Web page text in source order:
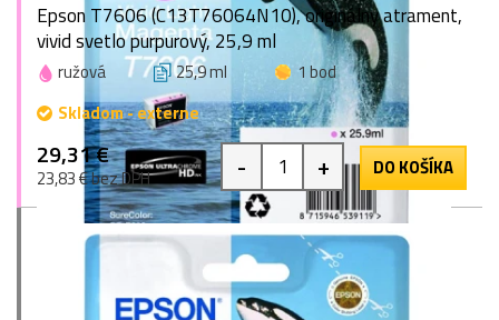
Epson T7606 (C13T76064N10), originálny atrament,
vivid svetlo purpurový, 25,9 ml
ružová 25,9 ml
1 bod
Skladom - externe
29,31 €
23,83 € bez DPH - + DO KOŠÍKA